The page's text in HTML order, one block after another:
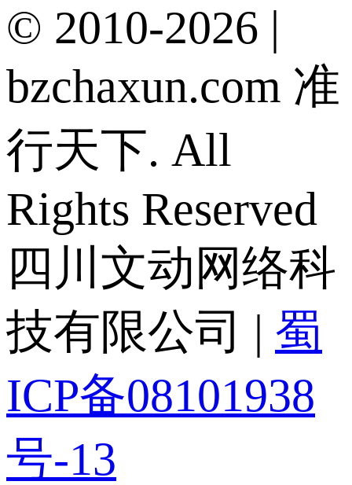
© 2010-2026 |
bzchaxun.com 准
行天下. All
Rights Reserved
四川文动网络科
技有限公司 | 蜀
ICP备08101938
号-13